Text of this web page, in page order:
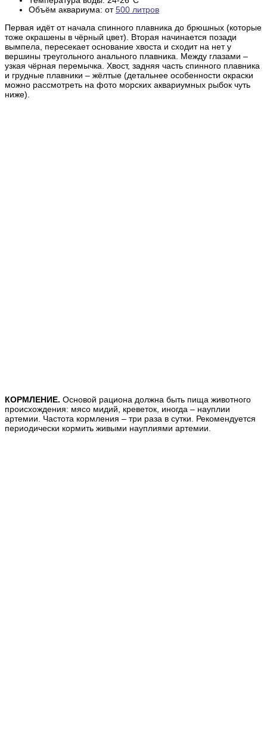
Объём аквариума: от500 литров
Первая идёт от начала спинного плавника до брюшных (которые
тоже окрашены в чёрный цвет). Вторая начинается позади
вымпела, пересекает основание хвоста и сходит на нет у
вершины треугольного анального плавника. Между глазами –
узкая чёрная перемычка. Хвост, задняя часть спинного плавника
и грудные плавники – жёлтые (детальнее особенности окраски
можно рассмотреть на фото морских аквариумных рыбок чуть
ниже).
КОРМЛЕНИЕ. Основой рациона должна быть пища животного
происхождения: мясо мидий, креветок, иногда – науплии
артемии. Частота кормления – три раза в сутки. Рекомендуется
периодически кормить живыми науплиями артемии.